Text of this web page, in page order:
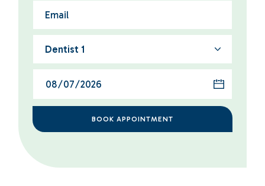
Dentist 1
BOOK APPOINTMENT